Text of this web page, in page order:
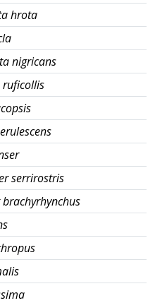
hrota
nigricans
serrirostris
brachyrhynchus